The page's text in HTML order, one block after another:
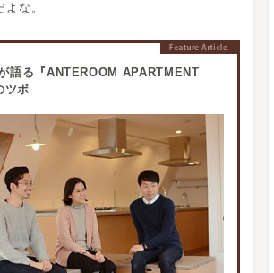
な。
語る『ANTEROOM APARTMENT
ツボ